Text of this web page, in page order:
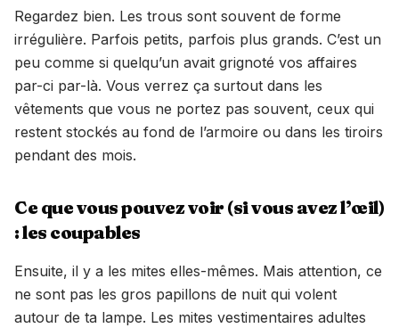
Regardez bien. Les trous sont souvent de forme
irrégulière. Parfois petits, parfois plus grands. C’est un
peu comme si quelqu’un avait grignoté vos affaires
par-ci par-là. Vous verrez ça surtout dans les
vêtements que vous ne portez pas souvent, ceux qui
restent stockés au fond de l’armoire ou dans les tiroirs
pendant des mois.
Ce que vous pouvez voir (si vous avez l’œil)
: les coupables
Ensuite, il y a les mites elles-mêmes. Mais attention, ce
ne sont pas les gros papillons de nuit qui volent
autour de ta lampe. Les mites vestimentaires adultes